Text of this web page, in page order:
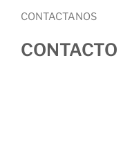
CONTACTANOS
CONTACTO